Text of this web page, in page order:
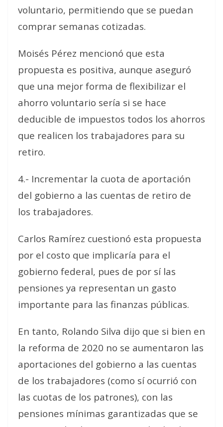
voluntario, permitiendo que se puedan
comprar semanas cotizadas.
Moisés Pérez mencionó que esta
propuesta es positiva, aunque aseguró
que una mejor forma de flexibilizar el
ahorro voluntario sería si se hace
deducible de impuestos todos los ahorros
que realicen los trabajadores para su
retiro.
4.- Incrementar la cuota de aportación
del gobierno a las cuentas de retiro de
los trabajadores.
Carlos Ramírez cuestionó esta propuesta
por el costo que implicaría para el
gobierno federal, pues de por sí las
pensiones ya representan un gasto
importante para las finanzas públicas.
En tanto, Rolando Silva dijo que si bien en
la reforma de 2020 no se aumentaron las
aportaciones del gobierno a las cuentas
de los trabajadores (como sí ocurrió con
las cuotas de los patrones), con las
pensiones mínimas garantizadas que se